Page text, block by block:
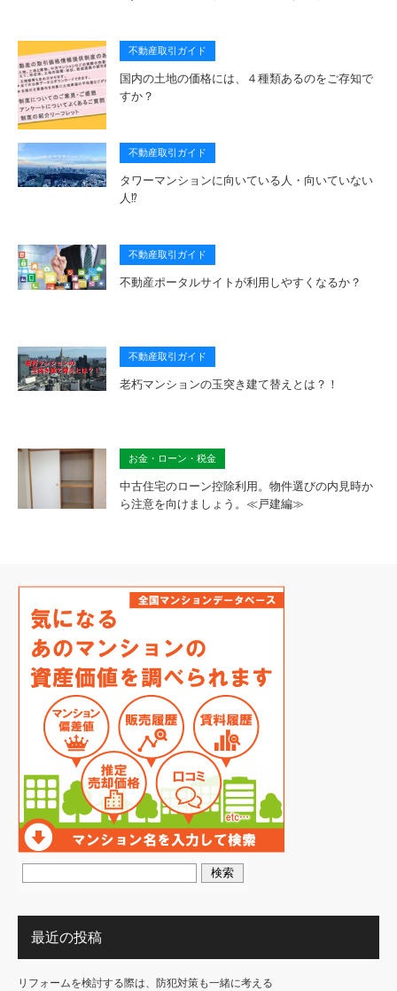
不動産取引ガイド
国内の土地の価格には、４種類あるのをご存知で
すか？
不動産取引ガイド
タワーマンションに向いている人・向いていない
人⁉
不動産取引ガイド
不動産ポータルサイトが利用しやすくなるか？
不動産取引ガイド
老朽マンションの玉突き建て替えとは？！
お金・ローン・税金
中古住宅のローン控除利用。物件選びの内見時か
ら注意を向けましょう。≪戸建編≫
最近の投稿
リフォームを検討する際は、防犯対策も一緒に考える